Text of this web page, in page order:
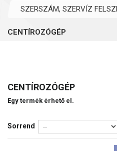
SZERSZÁM, SZERVÍZ
CENTÍROZÓGÉP
CENTÍROZÓGÉP
Egy termék érhető el.
Sorrend